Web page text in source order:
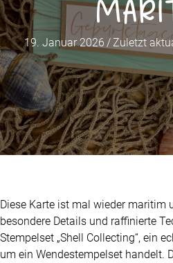
19. Januar 2026 / Zuletzt
Diese Karte ist mal wieder maritim
besondere Details und raffinierte
Stempelset „Shell Collecting“, ein
um ein Wendestempelset handelt.